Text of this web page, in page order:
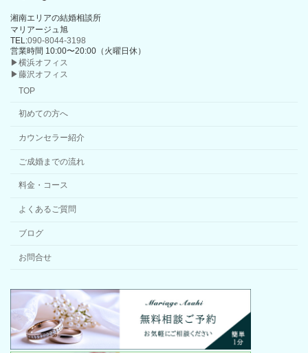
湘南エリアの結婚相談所
マリアージュ旭
TEL:090-8044-3198
営業時間 10:00〜20:00（火曜日休）
▶横浜オフィス
▶藤沢オフィス
TOP
初めての方へ
カウンセラー紹介
ご成婚までの流れ
料金・コース
よくあるご質問
ブログ
お問合せ